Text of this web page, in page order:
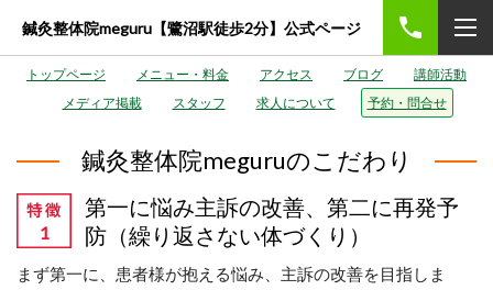
鍼灸整体院meguru【鷺沼駅徒歩2分】公式ページ
トップページ メニュー・料金 アクセス ブログ
講師活動
メディア掲載
スタッフ 求人について 予約・問合せ
鍼灸整体院meguruのこだわり
第一に悩み主訴の改善、第二に再発予
防（繰り返さない体づくり）
まず第一に、患者様が抱える悩み、主訴の改善を目指しま